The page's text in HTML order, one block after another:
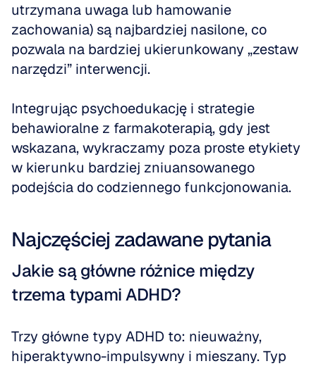
utrzymana uwaga lub hamowanie
zachowania) są najbardziej nasilone, co
pozwala na bardziej ukierunkowany „zestaw
narzędzi” interwencji.
Integrując psychoedukację i strategie
behawioralne z farmakoterapią, gdy jest
wskazana, wykraczamy poza proste etykiety
w kierunku bardziej zniuansowanego
podejścia do codziennego funkcjonowania.
Najczęściej zadawane pytania
Jakie są główne różnice między
trzema typami ADHD?
Trzy główne typy ADHD to: nieuważny,
hiperaktywno-impulsywny i mieszany. Typ